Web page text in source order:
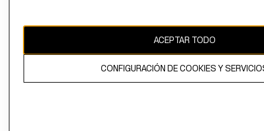
propiedad de H&M Hennes & Mauritz AB
ACEPTAR TODO
CONFIGURACIÓN DE COOKIES Y